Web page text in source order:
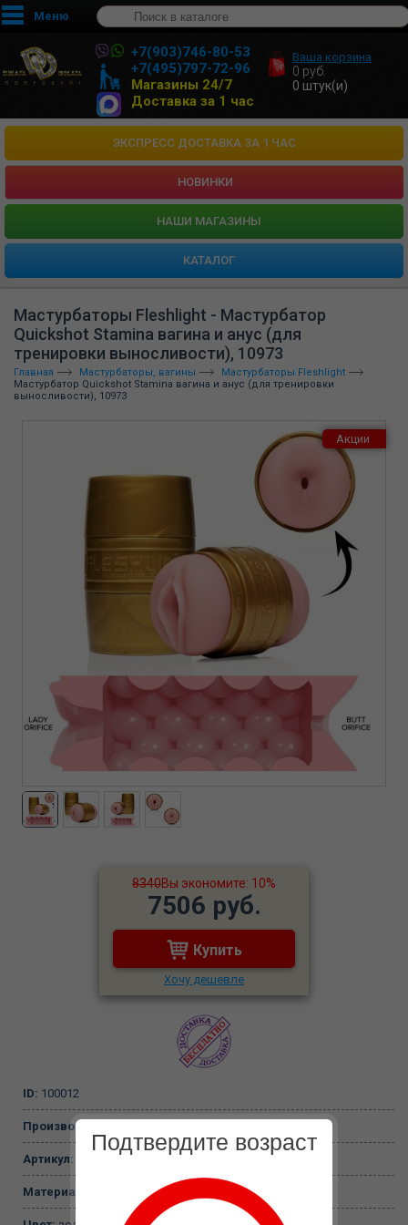
Меню
+7(903)746-80-53
+7(495)797-72-96
Магазины 24/7
Доставка за 1 час
Ваша корзина
0 руб.
0 штук(и)
ЭКСПРЕСС ДОСТАВКА ЗА 1 ЧАС
НОВИНКИ
HАШИ МАГАЗИНЫ
КАТАЛОГ
Мастурбаторы Fleshlight - Мастурбатор
Quickshot Stamina вагина и анус (для
тренировки выносливости), 10973
Главная Мастурбаторы, вагины
Мастурбаторы Fleshlight
Мастурбатор Quickshot Stamina вагина и анус (для тренировки
выносливости), 10973
Акции
8340Вы экономите: 10%
7506 руб.
Купить
Хочу дешевле
ID: 100012
Производитель:
Артикул:
Материал: АБС-пластик, Суперскин
Подтвердите возраст